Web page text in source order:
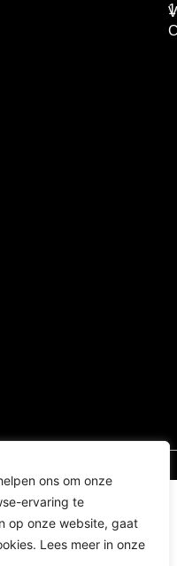
ons om onze
ervaring te
op onze website, gaat
Lees meer in onze